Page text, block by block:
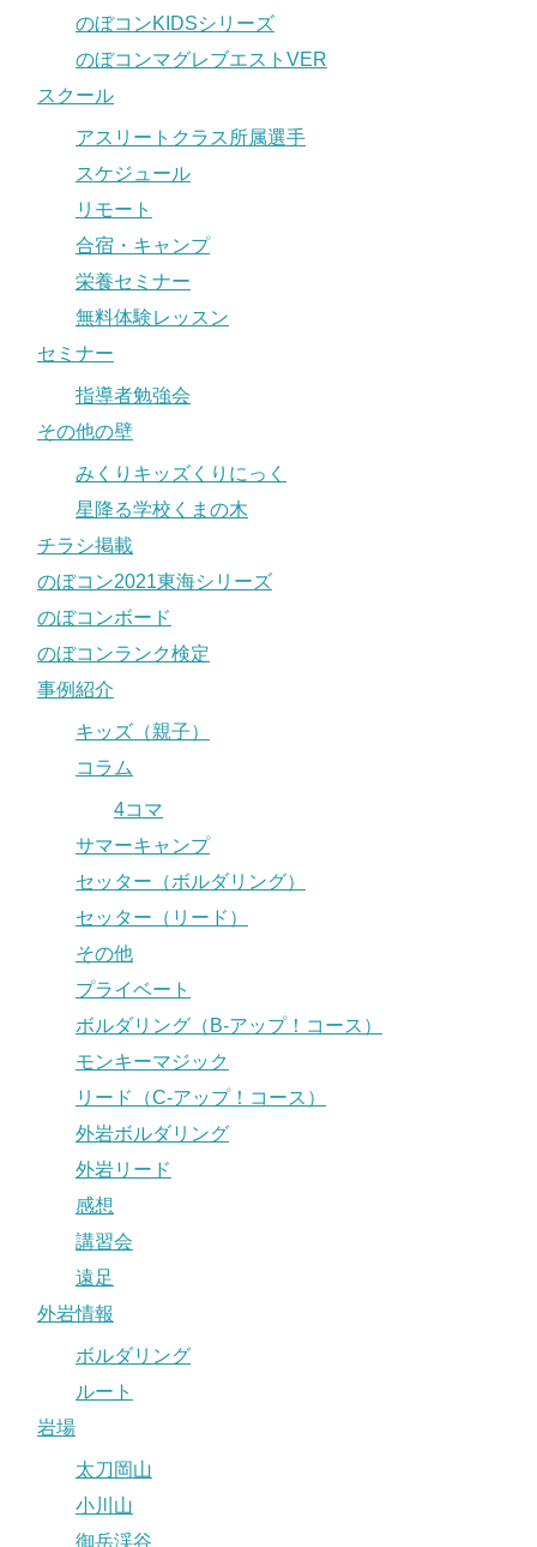
のぼコンKIDSシリーズ
のぼコンマグレブエストVER
スクール
アスリートクラス所属選手
スケジュール
リモート
合宿・キャンプ
栄養セミナー
無料体験レッスン
セミナー
指導者勉強会
その他の壁
みくりキッズくりにっく
星降る学校くまの木
チラシ掲載
のぼコン2021東海シリーズ
のぼコンボード
のぼコンランク検定
事例紹介
キッズ（親子）
コラム
4コマ
サマーキャンプ
セッター（ボルダリング）
セッター（リード）
その他
プライベート
ボルダリング（B-アップ！コース）
モンキーマジック
リード（C-アップ！コース）
外岩ボルダリング
外岩リード
感想
講習会
遠足
外岩情報
ボルダリング
ルート
岩場
太刀岡山
小川山
御岳渓谷